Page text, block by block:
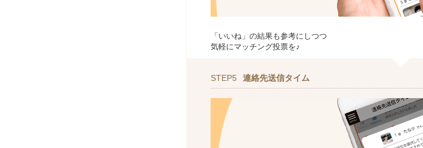
「いいね」の結果も参考にしつつ
気軽にマッチング投票を♪
STEP5 連絡先送信タイム